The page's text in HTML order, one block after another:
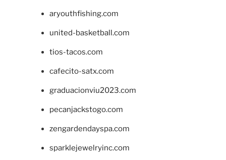
aryouthfishing.com
united-basketball.com
tios-tacos.com
cafecito-satx.com
graduacionviu2023.com
pecanjackstogo.com
zengardendayspa.com
sparklejewelryinc.com